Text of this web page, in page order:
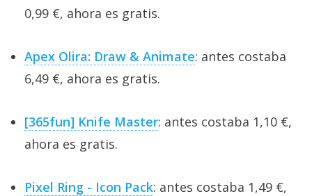
0,99 €, ahora es gratis.
Apex Olira: Draw & Animate: antes costaba
6,49 €, ahora es gratis.
[365fun] Knife Master: antes costaba 1,10 €,
ahora es gratis.
Pixel Ring - Icon Pack: antes costaba 1,49 €,